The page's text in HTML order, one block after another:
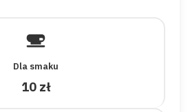
Dla smaku
10 zł